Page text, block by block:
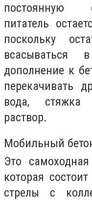
постоянную
питатель
поскольку
дополнение к
перекачивать
вода, стяжка
раствор.
Мобильный
Это
которая
стрелы с